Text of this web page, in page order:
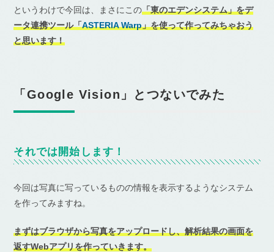
というわけで今回は、まさにこの「東のエデンシステム」をデ
ータ連携ツール「ASTERIA Warp」を使って作ってみちゃおう
と思います！
「Google Vision」とつないでみた
それでは開始します！
今回は写真に写っているものの情報を表示するようなシステム
を作ってみますね。
まずはブラウザから写真をアップロードし、解析結果の画面を
返すWebアプリを作っていきます。